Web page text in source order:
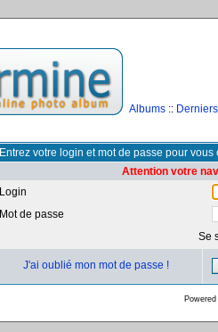
Albums::
Entrez votre login et mot de passe pour vous
Attention votre
Login
Mot de passe
Se
J'ai oublié mon mot de passe !